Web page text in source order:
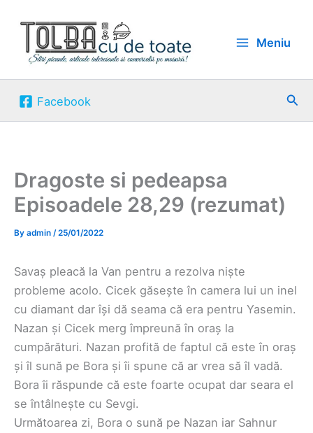
content
Meniu
Facebook
Dragoste si pedeapsa
Episoadele 28,29 (rezumat)
By admin /25/01/2022
Savaș pleacă la Van pentru a rezolva niște
probleme acolo. Cicek găsește în camera lui un inel
cu diamant dar își dă seama că era pentru Yasemin.
Nazan și Cicek merg împreună în oraș la
cumpărături. Nazan profită de faptul că este în oraș
și îl sună pe Bora și îi spune că ar vrea să îl vadă.
Bora îi răspunde că este foarte ocupat dar seara el
se întâlnește cu Sevgi.
Următoarea zi, Bora o sună pe Nazan iar Sahnur